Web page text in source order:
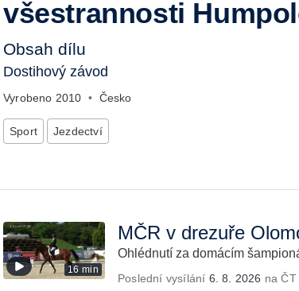
všestrannosti
Obsah dílu
Dostihový závod
Vyrobeno 2010 • Česko
Sport Jezdectví
16 min
MČR v drezuře
Ohlédnutí za domácím
Poslední vysílání 6. 8. 2026 na